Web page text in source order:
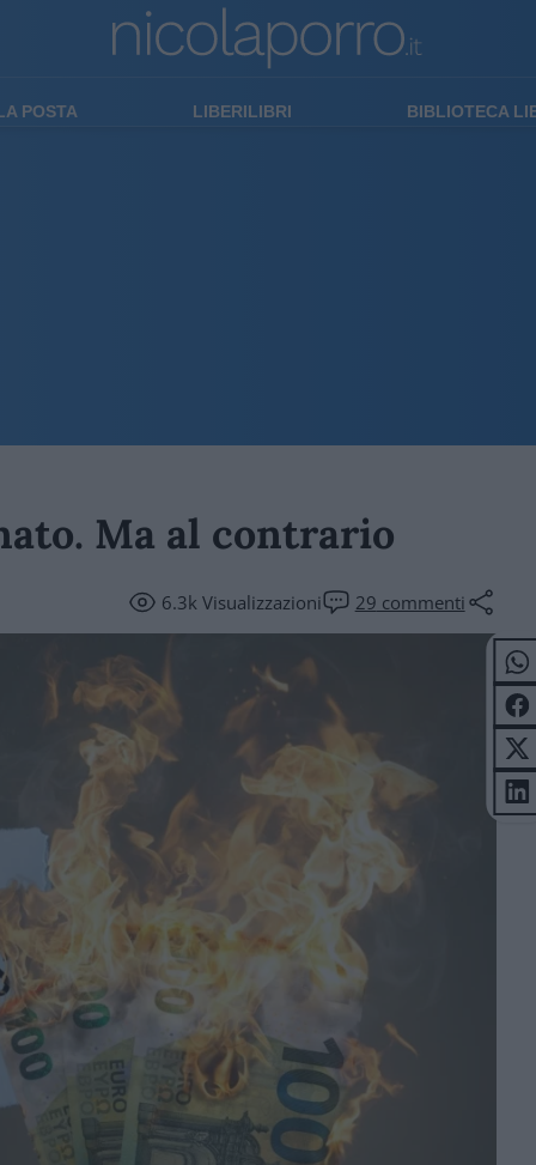
POSTA LIBERILIBRI BIBLIOTECA
Ma al contrario
6.3kVisualizzazioni 29 commenti